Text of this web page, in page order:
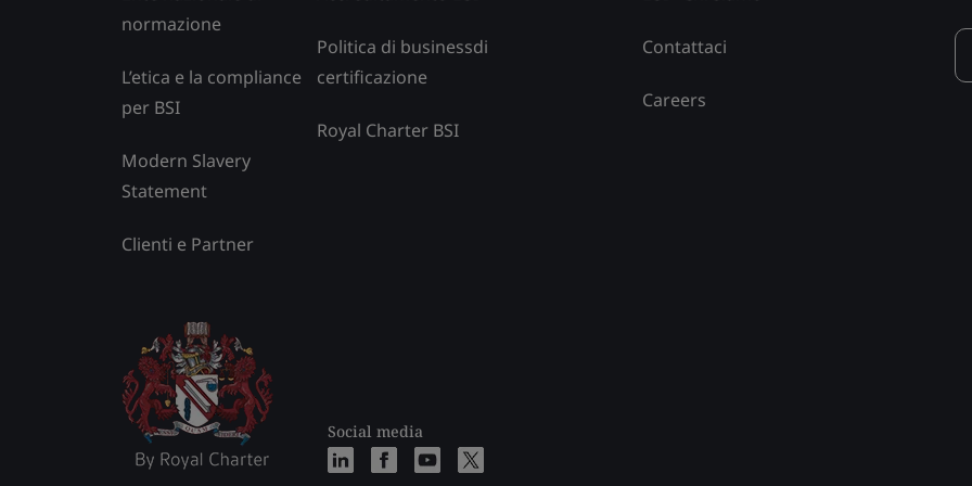
normazione
L’etica e la compliance
per BSI
Modern Slavery
Statement
Clienti e Partner
Politica di businessdi
certificazione
Royal Charter BSI
Social media
Contattaci
Careers